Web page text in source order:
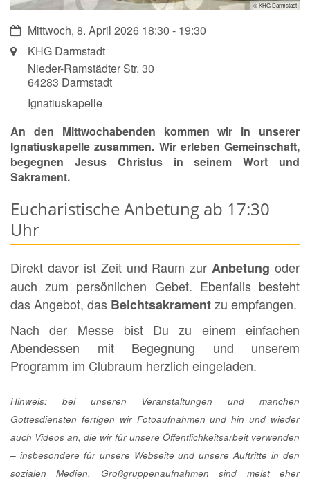
© KHG Darmstadt
Datum:Mittwoch, 8. April 2026 18:30 - 19:30
Ort: KHG Darmstadt
Nieder-Ramstädter Str. 30
64283 Darmstadt
Ignatiuskapelle
An den Mittwochabenden kommen wir in unserer
Ignatiuskapelle zusammen. Wir erleben Gemeinschaft,
begegnen Jesus Christus in seinem Wort und
Sakrament.
Eucharistische Anbetung ab 17:30
Uhr
Direkt davor ist Zeit und Raum zur Anbetung oder
auch zum persönlichen Gebet. Ebenfalls besteht
das Angebot, das Beichtsakramentzu empfangen.
Nach der Messe bist Du zu einem einfachen
Abendessen mit Begegnung und unserem
Programm im Clubraum herzlich eingeladen.
Hinweis: bei unseren Veranstaltungen und manchen
Gottesdiensten fertigen wir Fotoaufnahmen und hin und wieder
auch Videos an, die wir für unsere Öffentlichkeitsarbeit verwenden
– insbesondere für unsere Webseite und unsere Auftritte in den
sozialen Medien. Großgruppenaufnahmen sind meist eher